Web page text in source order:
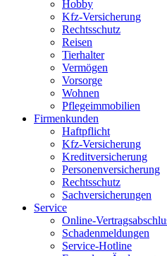
Hobby
Kfz-Versicherung
Rechtsschutz
Reisen
Tierhalter
Vermögen
Vorsorge
Wohnen
Pflegeimmobilien
Firmenkunden
Haftpflicht
Kfz-Versicherung
Kreditversicherung
Personenversicherung
Rechtsschutz
Sachversicherungen
Service
Online-
Schadenmeldungen
Service-Hotline